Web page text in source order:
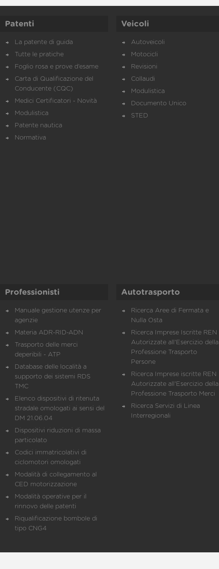
Patenti
La patente di guida
Tutte le pratiche
Foglio rosa e prove d’esame
Carta di Qualificazione del
Conducente (CQC)
Medici Certificatori - Novità
Modulistica
Patente nautica
Normativa
Veicoli
Autoveicoli
Motocicli
Revisioni
Collaudi
Modulistica
Documento Unico
STED
Professionisti
Manuale gestione utenze per
agenzie
Materia ADR-RID-ADN
Trasporto delle merci
deperibili - ATP
Database delle località a
supporto dei sistemi RDS
TMC
Elenco dispositivi di ritenuta
stradale omologati ai sensi del
DM 21.06.04
Dispositivi riduzioni di massa
particolato
Codici immatricolativi di
ciclomotori omologati
Modalità di collegamento al
CED motorizzazione
Modalità operative per il
rinnovo delle patenti
Riqualificazione bombole di
tipo CNG4
Autotrasporto
Ricerca Aree di Fermata e
Nulla Osta
Ricerca Imprese Iscritte REN
Autorizzate all'Esercizio della
Professione Trasporto
Persone
Ricerca Imprese iscritte REN
Autorizzate all'Esercizio della
Professione Trasporto Merci
Ricerca Servizi di Linea
Interregionali